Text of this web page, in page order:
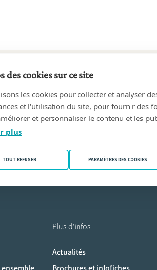
au aujourd'hui
CABES(3530 Houthalen-Helchteren)
Plus d'infos
Actualités
Brochures et infofiches
des cookies sur ce site
les cookies pour collecter et analyser
et l'utilisation du site, pour fournir des
et personnaliser le contenu et les
plus
TOUT REFUSER PARAMÈTRES DES COOKIES